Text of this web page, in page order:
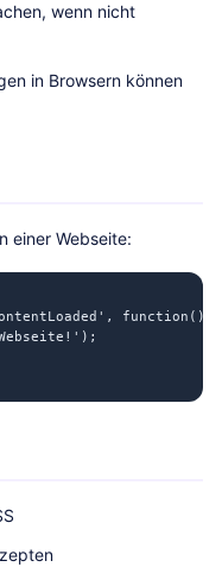
wenn nicht
in Browsern können
einer Webseite:
function() {